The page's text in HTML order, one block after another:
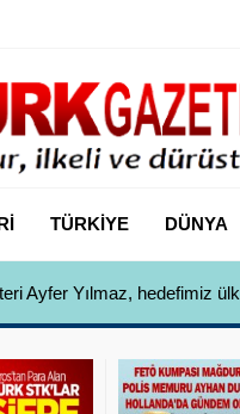
TÜRKİYE DÜNYA
Özlem Kardeş Sancar’a